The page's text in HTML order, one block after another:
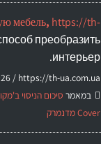
мебель, https://th-
преобразить
интерьер.
https://th-ua.com.ua /
במאמר
Cover מדנמרק